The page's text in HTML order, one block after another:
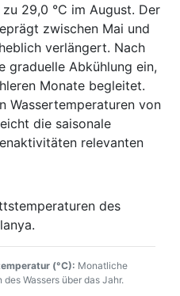
29,0 °C im August. Der
zwischen Mai und
verlängert. Nach
graduelle Abkühlung ein,
Monate begleitet.
Wassertemperaturen von
die saisonale
relevanten
(°C): Monatliche
Wassers über das Jahr.